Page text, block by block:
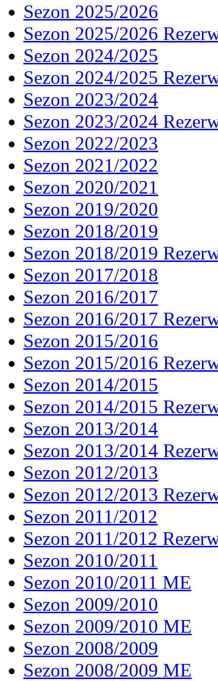
Sezon 2025/2026
Sezon 2025/2026
Sezon 2024/2025
Sezon 2024/2025
Sezon 2023/2024
Sezon 2023/2024
Sezon 2022/2023
Sezon 2021/2022
Sezon 2020/2021
Sezon 2019/2020
Sezon 2018/2019
Sezon 2018/2019
Sezon 2017/2018
Sezon 2016/2017
Sezon 2016/2017
Sezon 2015/2016
Sezon 2015/2016
Sezon 2014/2015
Sezon 2014/2015
Sezon 2013/2014
Sezon 2013/2014
Sezon 2012/2013
Sezon 2012/2013
Sezon 2011/2012
Sezon 2011/2012
Sezon 2010/2011
Sezon 2010/2011 ME
Sezon 2009/2010
Sezon 2009/2010 ME
Sezon 2008/2009
Sezon 2008/2009 ME